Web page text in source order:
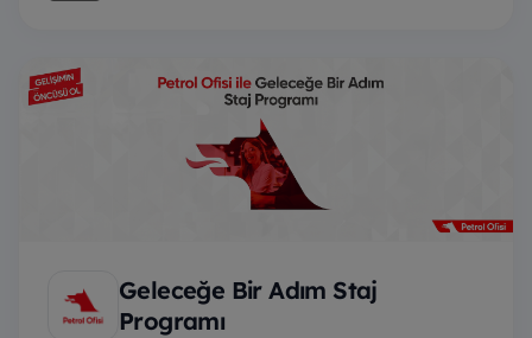
Geleceğe Bir Adım Staj
Programı